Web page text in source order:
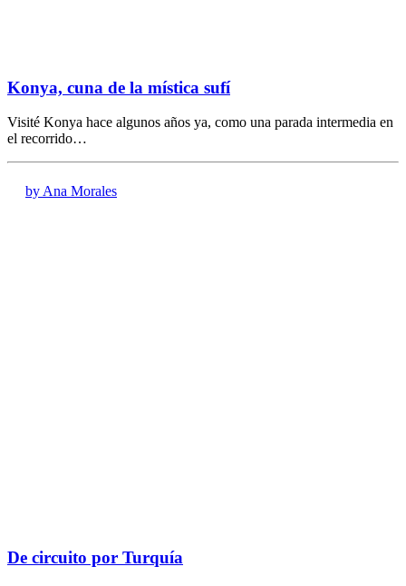
Konya, cuna de la mística sufí
Visité Konya hace algunos años ya, como una parada intermedia en
el recorrido…
by Ana Morales
De circuito por Turquía